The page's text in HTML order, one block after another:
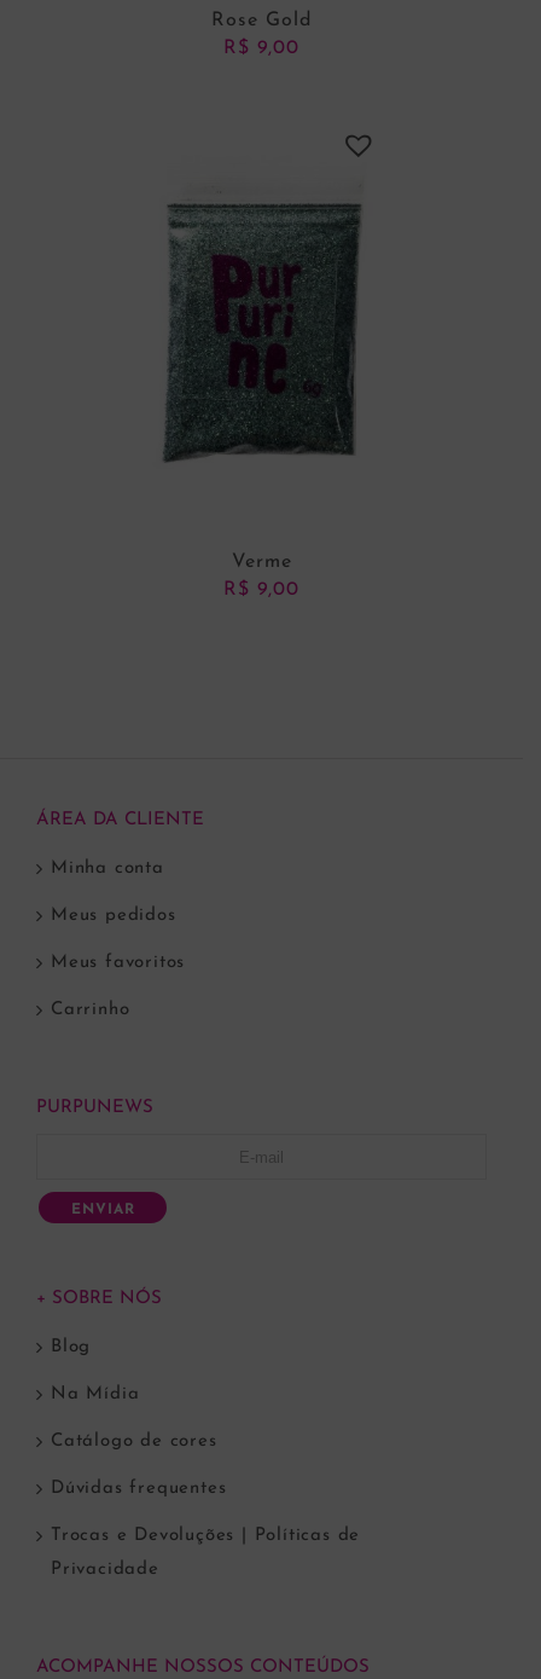
Rose Gold
R$ 9,00
Verme
R$ 9,00
ÁREA DA CLIENTE
Minha conta
Meus pedidos
Meus favoritos
Carrinho
PURPUNEWS
ENVIAR
+ SOBRE NÓS
Blog
Na Mídia
Catálogo de cores
Dúvidas frequentes
Trocas e Devoluções | Políticas de
Privacidade
ACOMPANHE NOSSOS CONTEÚDOS